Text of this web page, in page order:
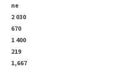
ne
2 030
670
1 400
219
1,667